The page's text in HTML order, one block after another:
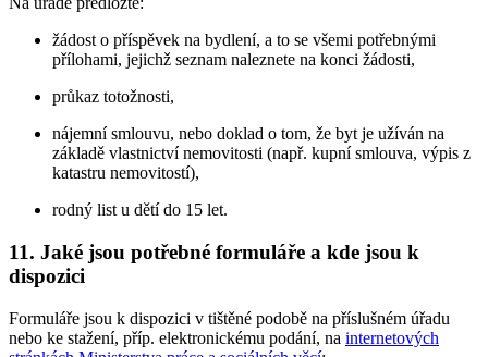
žádost o příspěvek na bydlení, a to se všemi potřebnými
přílohami, jejichž seznam naleznete na konci žádosti,
průkaz totožnosti,
nájemní smlouvu, nebo doklad o tom, že byt je užíván na
základě vlastnictví nemovitosti (např. kupní smlouva, výpis z
katastru nemovitostí),
rodný list u dětí do 15 let.
11. Jaké jsou potřebné formuláře a kde jsou k
dispozici
Formuláře jsou k dispozici v tištěné podobě na příslušném úřadu
nebo ke stažení, příp. elektronickému podání, na internetových